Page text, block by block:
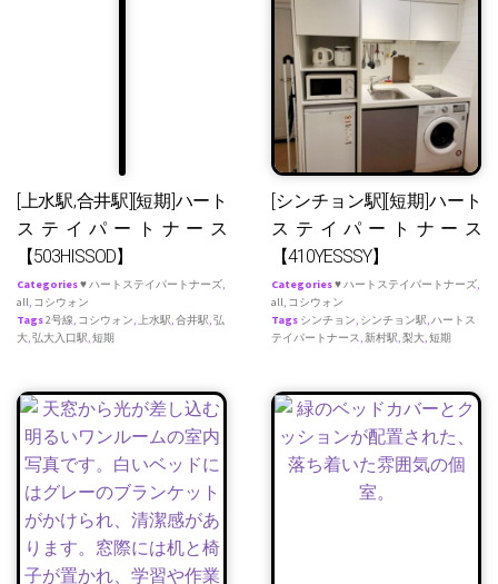
[上水駅,合井駅][短期]ハート
ステイパートナース
【503HISSOD】
Categories♥ ハートステイパートナーズ,
all, コシウォン
Tags2号線, コシウォン, 上水駅,合井駅,弘
大,弘大入口駅,短期
[シンチョン駅][短期]ハート
ステイパートナース
【410YESSSY】
Categories♥ ハートステイパートナーズ,
all, コシウォン
Tags シンチョン, シンチョン駅,ハートス
テイパートナース,新村駅,梨大,短期